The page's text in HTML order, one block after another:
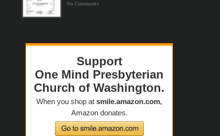
No Comments